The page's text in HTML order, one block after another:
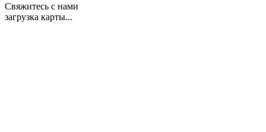
Свяжитесь с нами
загрузка карты...